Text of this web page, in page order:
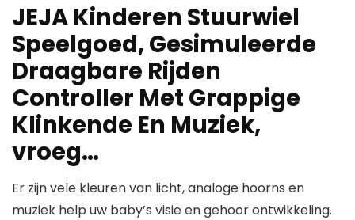
JEJA Kinderen Stuurwiel
Speelgoed, Gesimuleerde
Draagbare Rijden
Controller Met Grappige
Klinkende En Muziek,
vroeg…
Er zijn vele kleuren van licht, analoge hoorns en
muziek help uw baby’s visie en gehoor ontwikkeling.